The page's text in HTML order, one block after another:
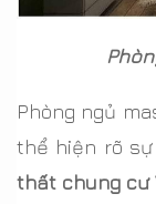
Phòng ngủ
thể hiện rõ
thất chung cư